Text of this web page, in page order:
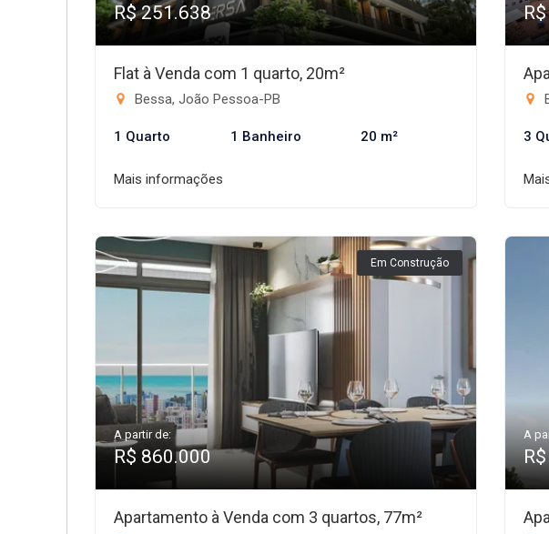
R$ 251.638
Flat à Venda com 1 quarto, 20m²
Bessa, João Pessoa-PB
1 Quarto 1 Banheiro 20 m²
Mais informações
3
Em Construção
A partir de:
R$ 860.000
Apartamento à Venda com 3 quartos, 77m²
A